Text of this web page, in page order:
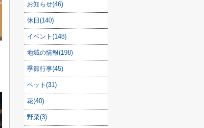
お知らせ(46)
休日(140)
イベント(148)
地域の情報(198)
季節行事(45)
ペット(31)
花(40)
野菜(3)